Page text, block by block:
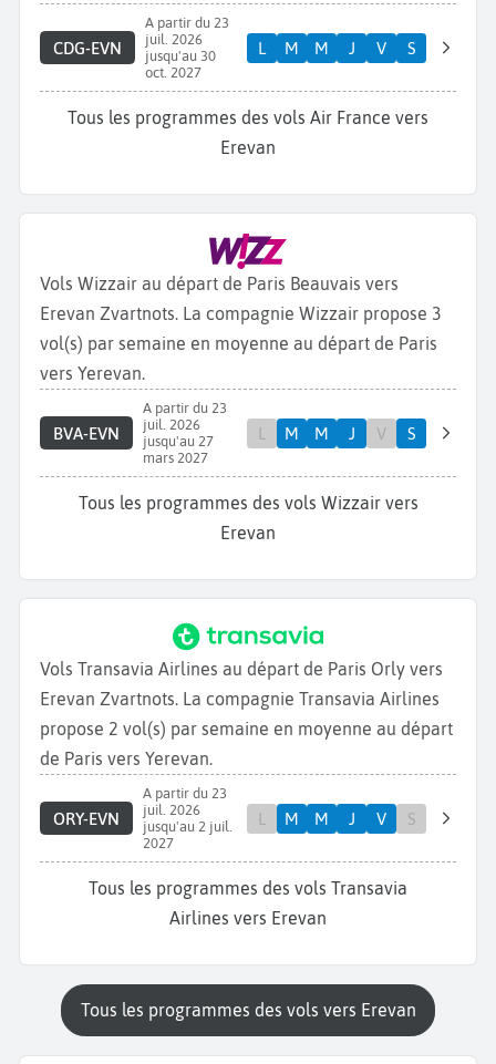
CDG-EVN
A partir du 23
juil. 2026
jusqu'au 30
oct. 2027
L M M J V S
Tous les programmes des vols Air France vers
Erevan
Vols Wizzair au départ de Paris Beauvais vers
Erevan Zvartnots. La compagnie Wizzair propose 3
vol(s) par semaine en moyenne au départ de Paris
vers Yerevan.
BVA-EVN
A partir du 23
juil. 2026
jusqu'au 27
mars 2027
L M M J V S
Tous les programmes des vols Wizzair vers
Erevan
Vols Transavia Airlines au départ de Paris Orly vers
Erevan Zvartnots. La compagnie Transavia Airlines
propose 2 vol(s) par semaine en moyenne au départ
de Paris vers Yerevan.
ORY-EVN
A partir du 23
juil. 2026
jusqu'au 2 juil.
2027
L M M J V S
Tous les programmes des vols Transavia
Airlines vers Erevan
Tous les programmes des vols vers Erevan